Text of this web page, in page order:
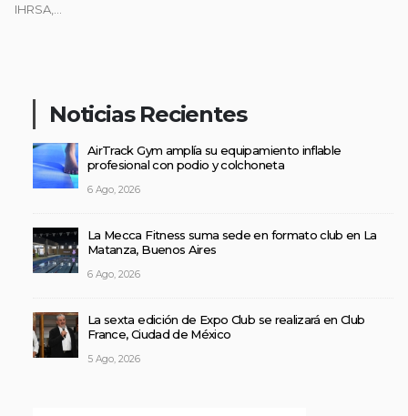
IHRSA,...
Noticias Recientes
AirTrack Gym amplía su equipamiento inflable
profesional con podio y colchoneta
6 Ago, 2026
La Mecca Fitness suma sede en formato club en La
Matanza, Buenos Aires
6 Ago, 2026
La sexta edición de Expo Club se realizará en Club
France, Ciudad de México
5 Ago, 2026